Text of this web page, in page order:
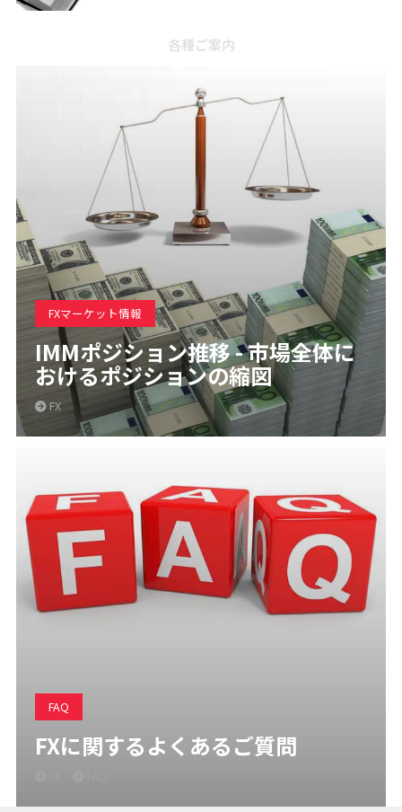
各種ご案内
FXマーケット情報
IMMポジション推移 - 市場全体に
おけるポジションの縮図
FX
FAQ
FXに関するよくあるご質問